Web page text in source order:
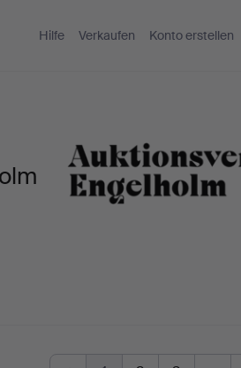
Hilfe Verkaufen Konto erstellen